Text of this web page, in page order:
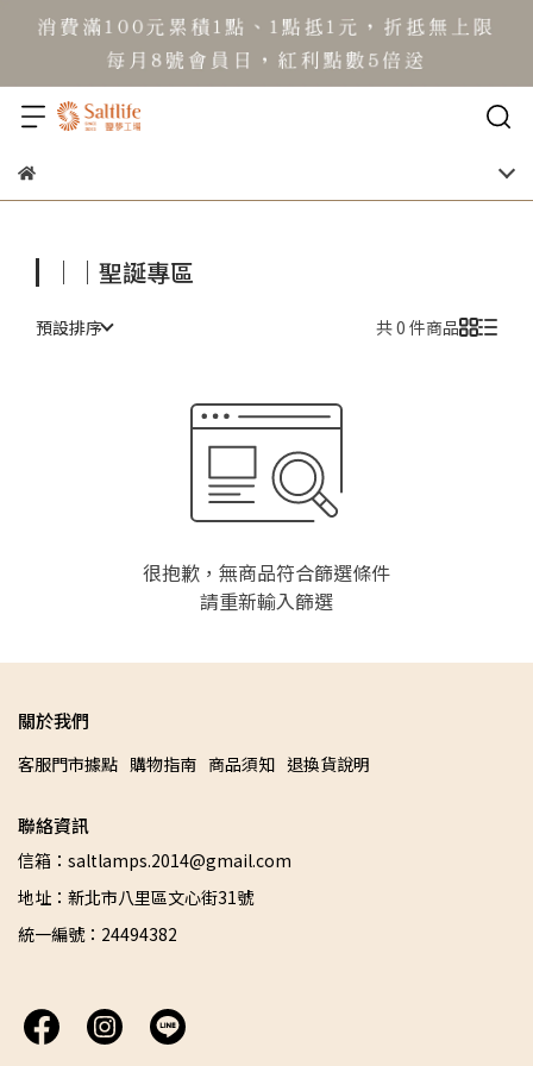
｜｜聖誕專區
預設排序 共 0 件商品
很抱歉，無商品符合篩選條件
請重新輸入篩選
關於我們
客服門市據點 購物指南 商品須知 退換貨說明
聯絡資訊
信箱：saltlamps.2014@gmail.com
地址：新北市八里區文心街31號
統一編號：24494382